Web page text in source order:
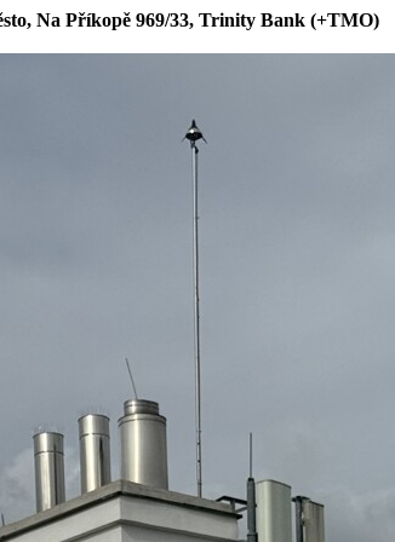
Na Příkopě 969/33, Trinity Bank (+TMO)